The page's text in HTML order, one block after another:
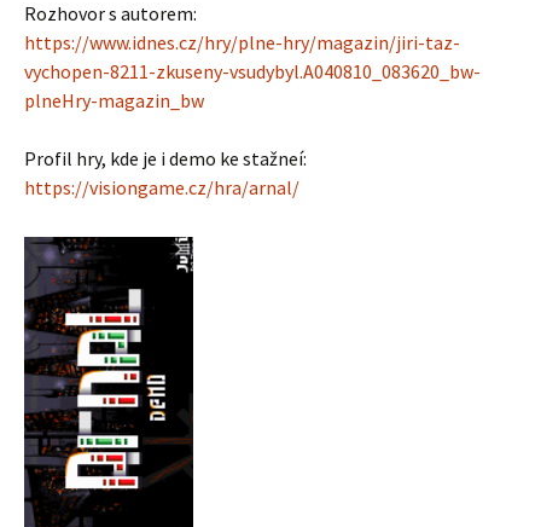
Rozhovor s autorem:
https://www.idnes.cz/hry/plne-hry/magazin/jiri-taz-
vychopen-8211-zkuseny-vsudybyl.A040810_083620_bw-
plneHry-magazin_bw
Profil hry, kde je i demo ke stažneí:
https://visiongame.cz/hra/arnal/